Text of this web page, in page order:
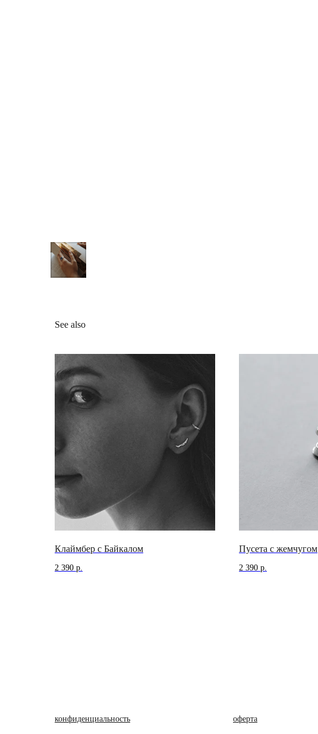
See also
Клаймбер с Байкалом
2 390 р.
Пусета с жемчугом
2 390 р.
конфиденциальность
oферта